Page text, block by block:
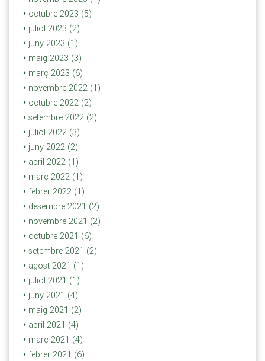
octubre 2023 (5)
juliol 2023 (2)
juny 2023 (1)
maig 2023 (3)
març 2023 (6)
novembre 2022 (1)
octubre 2022 (2)
setembre 2022 (2)
juliol 2022 (3)
juny 2022 (2)
abril 2022 (1)
març 2022 (1)
febrer 2022 (1)
desembre 2021 (2)
novembre 2021 (2)
octubre 2021 (6)
setembre 2021 (2)
agost 2021 (1)
juliol 2021 (1)
juny 2021 (4)
maig 2021 (2)
abril 2021 (4)
març 2021 (4)
febrer 2021 (6)